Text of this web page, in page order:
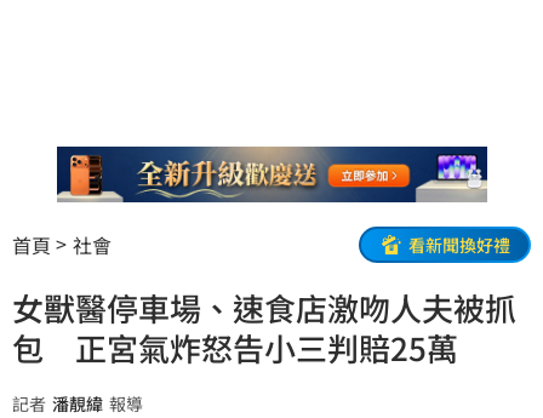
首頁 社會 看新聞換好禮
女獸醫停車場、速食店激吻人夫被抓
包 正宮氣炸怒告小三判賠25萬
記者 潘靚緯 報導